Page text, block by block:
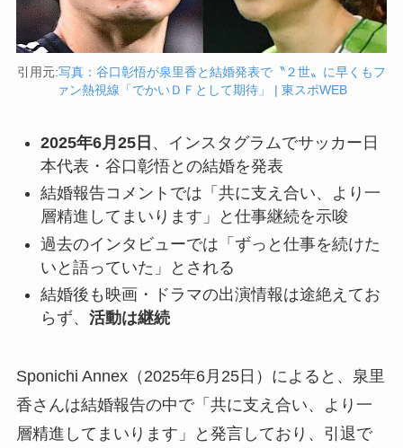
引用元:写真：谷口彰悟が泉里香と結婚発表で〝２世〟に早くもフ
ァン熱視線「でかいＤＦとして期待」 | 東スポWEB
2025年6月25日 、インスタグラムでサッカー日
本代表・谷口彰悟との結婚を発表
結婚報告コメントでは「共に支え合い、より一
層精進してまいります」と仕事継続を示唆
過去のインタビューでは「ずっと仕事を続けた
いと語っていた」とされる
結婚後も映画・ドラマの出演情報は途絶えてお
らず、 活動は継続
Sponichi Annex（2025年6月25日）によると、泉里
香さんは結婚報告の中で「共に支え合い、より一
層精進してまいります」と発言しており、引退で